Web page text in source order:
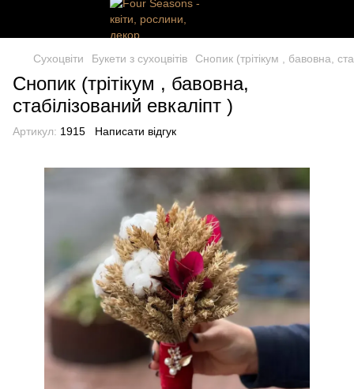
Сухоцвіти Букети з сухоцвітів Снопик (трітікум , бавовна,
Снопик (трітікум , бавовна,
стабілізований евкаліпт )
Артикул: 1915 Написати відгук